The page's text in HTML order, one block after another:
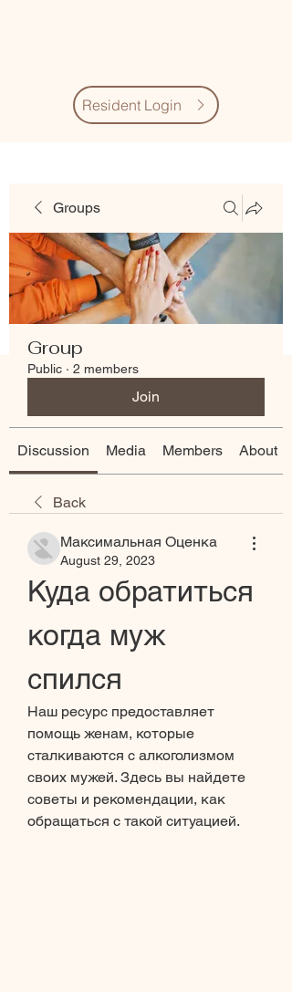
Resident Login
Groups
Group
Public · 2 members
Join
Discussion Media Members About
Back
Максимальная Оценка
August 29, 2023
Куда обратиться
когда муж
спился
Наш ресурс предоставляет
помощь женам, которые
сталкиваются с алкоголизмом
своих мужей. Здесь вы найдете
советы и рекомендации, как
обращаться с такой ситуацией.